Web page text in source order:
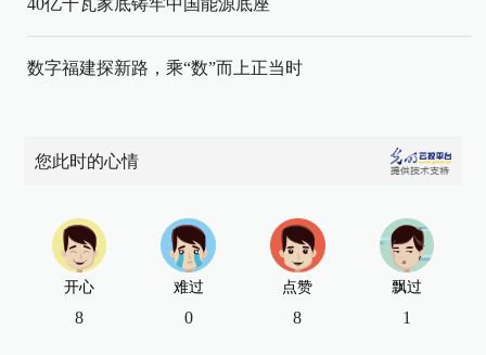
数字福建探新路，乘“数”而上正当时
您此时的心情
开心
8
难过
0
点赞
8
飘过
1